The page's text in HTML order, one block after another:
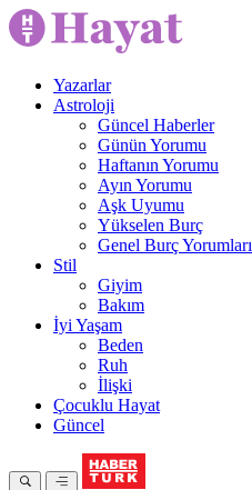
Yazarlar
Astroloji
Güncel Haberler
Günün Yorumu
Haftanın Yorumu
Ayın Yorumu
Aşk Uyumu
Yükselen Burç
Genel Burç Yorumları
Stil
Giyim
Bakım
İyi Yaşam
Beden
Ruh
İlişki
Çocuklu Hayat
Güncel